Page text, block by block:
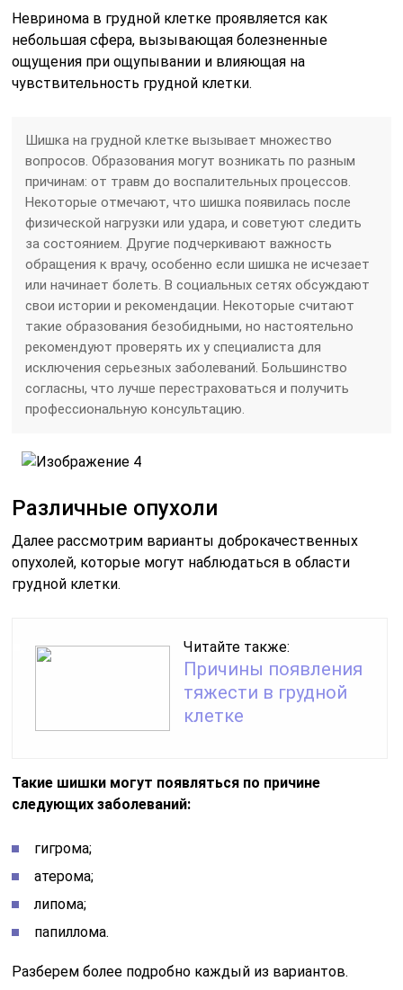
Невринома в грудной клетке проявляется как
небольшая сфера, вызывающая болезненные
ощущения при ощупывании и влияющая на
чувствительность грудной клетки.
Шишка на грудной клетке вызывает множество
вопросов. Образования могут возникать по разным
причинам: от травм до воспалительных процессов.
Некоторые отмечают, что шишка появилась после
физической нагрузки или удара, и советуют следить
за состоянием. Другие подчеркивают важность
обращения к врачу, особенно если шишка не исчезает
или начинает болеть. В социальных сетях обсуждают
свои истории и рекомендации. Некоторые считают
такие образования безобидными, но настоятельно
рекомендуют проверять их у специалиста для
исключения серьезных заболеваний. Большинство
согласны, что лучше перестраховаться и получить
профессиональную консультацию.
Различные опухоли
Далее рассмотрим варианты доброкачественных
опухолей, которые могут наблюдаться в области
грудной клетки.
Читайте также:
Причины появления
тяжести в грудной
клетке
Такие шишки могут появляться по причине
следующих заболеваний:
гигрома;
атерома;
липома;
папиллома.
Разберем более подробно каждый из вариантов.